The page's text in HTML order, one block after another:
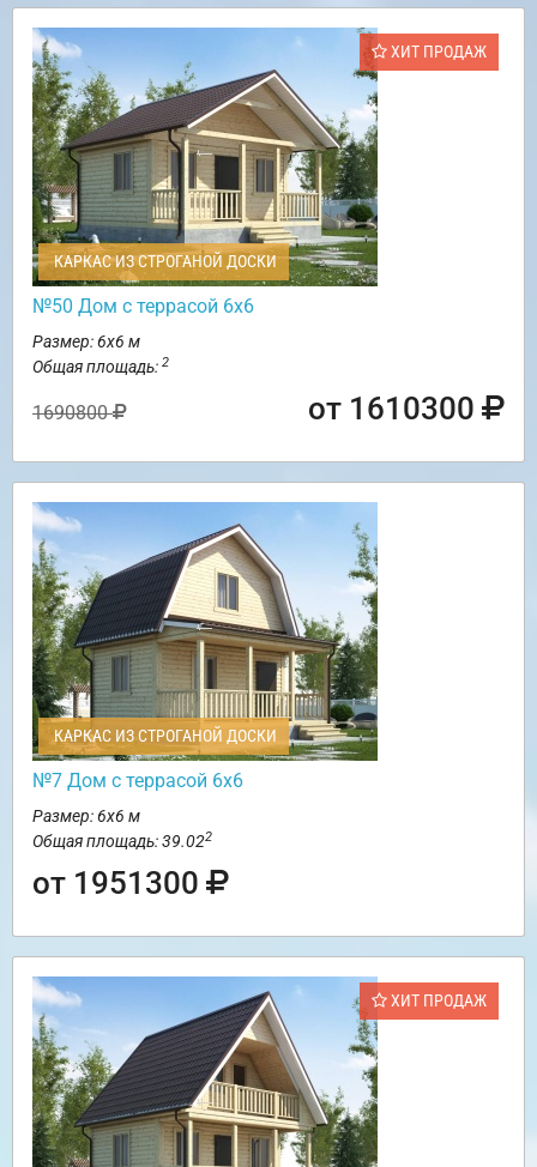
ХИТ ПРОДАЖ
КАРКАС ИЗ СТРОГАНОЙ ДОСКИ
№50 Дом с террасой 6х6
Размер: 6х6 м
Общая площадь: 2
1690800 от 1610300
КАРКАС ИЗ СТРОГАНОЙ ДОСКИ
№7 Дом с террасой 6х6
Размер: 6х6 м
Общая площадь: 39.022
от 1951300
ХИТ ПРОДАЖ